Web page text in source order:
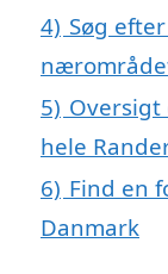
4) Søg
5) Oversigt
hele
6) Find en
Danmark